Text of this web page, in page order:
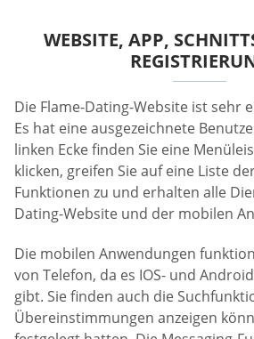
WEBSITE, APP,
Die Flame-Dating-Website ist sehr
Es hat eine ausgezeichnete
linken Ecke finden Sie eine
klicken, greifen Sie auf eine Liste
Funktionen zu und erhalten alle
Dating-Website und der mobilen
Die mobilen Anwendungen
von Telefon, da es IOS- und
gibt. Sie finden auch die
Übereinstimmungen anzeigen